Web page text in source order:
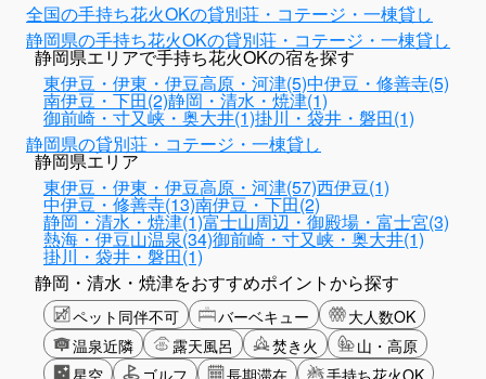
全国の手持ち花火OKの貸別荘・コテージ・一棟貸し
静岡県の手持ち花火OKの貸別荘・コテージ・一棟貸し
静岡県エリアで手持ち花火OKの宿を探す
東伊豆・伊東・伊豆高原・河津(5)中伊豆・修善寺(5)
南伊豆・下田(2)静岡・清水・焼津(1)
御前崎・寸又峡・奥大井(1)掛川・袋井・磐田(1)
静岡県の貸別荘・コテージ・一棟貸し
静岡県エリア
東伊豆・伊東・伊豆高原・河津(57)西伊豆(1)
中伊豆・修善寺(13)南伊豆・下田(2)
静岡・清水・焼津(1)富士山周辺・御殿場・富士宮(3)
熱海・伊豆山温泉(34)御前崎・寸又峡・奥大井(1)
掛川・袋井・磐田(1)
静岡・清水・焼津をおすすめポイントから探す
ペット同伴不可 バーベキュー
大人数OK
温泉近隣
露天風呂 焚き火
山・高原
星空
ゴルフ 長期滞在 手持ち花火OK